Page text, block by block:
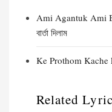
Ami Agantuk Ami
বার্তা দিলাম
Ke Prothom Kache
Related